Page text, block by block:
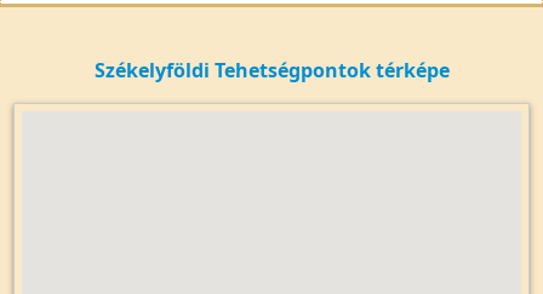
Székelyföldi Tehetségpontok térképe